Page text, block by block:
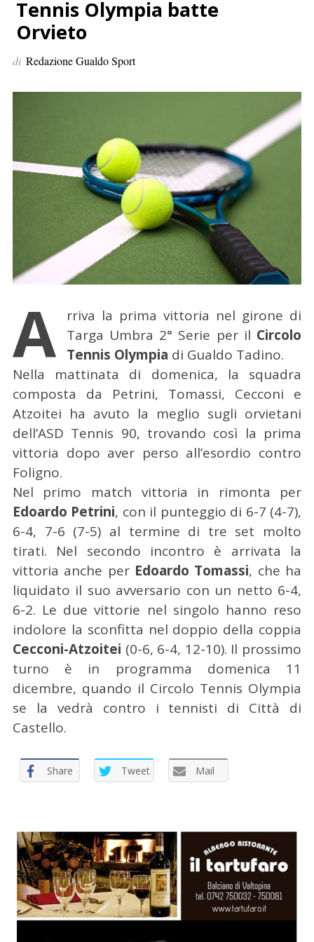
e
r
:
Tennis Olympia batte
Orvieto
di Redazione Gualdo Sport
A
rriva la prima vittoria nel girone di
Targa Umbra 2° Serie per il Circolo
Tennis Olympia di Gualdo Tadino.
Nella mattinata di domenica, la squadra
composta da Petrini, Tomassi, Cecconi e
Atzoitei ha avuto la meglio sugli orvietani
dell’ASD Tennis 90, trovando così la prima
vittoria dopo aver perso all’esordio contro
Foligno.
Nel primo match vittoria in rimonta per
Edoardo Petrini, con il punteggio di 6-7 (4-7),
6-4, 7-6 (7-5) al termine di tre set molto
tirati. Nel secondo incontro è arrivata la
vittoria anche per Edoardo Tomassi, che ha
liquidato il suo avversario con un netto 6-4,
6-2. Le due vittorie nel singolo hanno reso
indolore la sconfitta nel doppio della coppia
Cecconi-Atzoitei (0-6, 6-4, 12-10). Il prossimo
turno è in programma domenica 11
dicembre, quando il Circolo Tennis Olympia
se la vedrà contro i tennisti di Città di
Castello.
Share Tweet Mail
C